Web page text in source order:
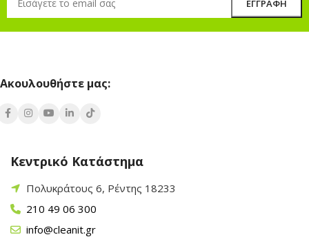
Ακουλουθήστε μας:
Κεντρικό Κατάστημα
Πολυκράτους 6, Ρέντης 18233
210 49 06 300
info@cleanit.gr